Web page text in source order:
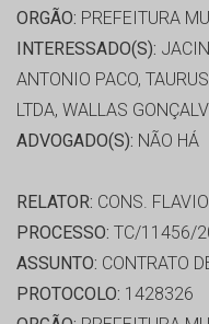
ORGÃO: PREFEITURA
INTERESSADO(S):
ANTONIO PACO,
LTDA, WALLAS
ADVOGADO(S): NÃO HÁ
RELATOR: CONS.
PROCESSO: TC/11456/
ASSUNTO: CONTRATO
PROTOCOLO: 1428326